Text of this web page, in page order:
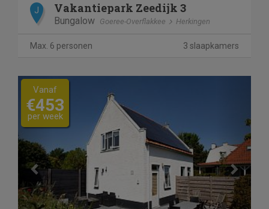
J Vakantiepark Zeedijk 3
Bungalow Goeree-Overflakkee Herkingen
Max. 6 personen 3 slaapkamers
Previous
Vanaf
€453
per week